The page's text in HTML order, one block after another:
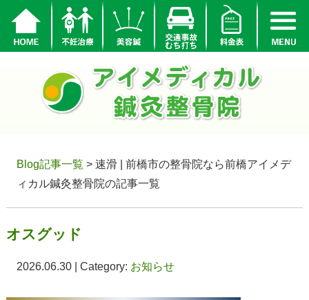
Blog記事一覧 > 速滑 | 前橋市の整骨院なら前橋アイメデ
ィカル鍼灸整骨院の記事一覧
オスグッド
2026.06.30 | Category: お知らせ